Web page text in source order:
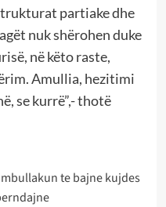
partiake dhe
nuk shërohen duke
në këto raste,
Amullia, hezitimi
se kurrë”,- thotë
te bajne kujdes